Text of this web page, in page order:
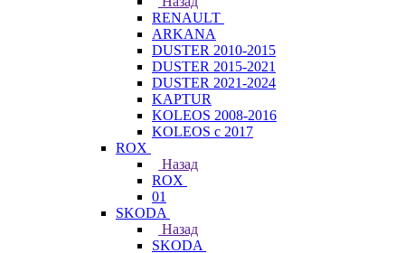
RENAULT
ARKANA
DUSTER 2010-2015
DUSTER 2015-2021
DUSTER 2021-2024
KAPTUR
KOLEOS 2008-2016
KOLEOS с 2017
ROX
Назад
ROX
01
SKODA
Назад
SKODA